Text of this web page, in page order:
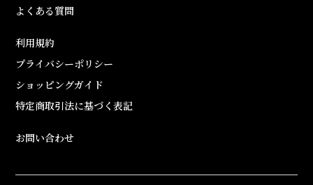
よくある質問
利用規約
プライバシーポリシー
ショッピングガイド
特定商取引法に基づく表記
お問い合わせ